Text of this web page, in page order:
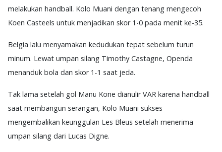
melakukan handball. Kolo Muani dengan tenang mengecoh
Koen Casteels untuk menjadikan skor 1-0 pada menit ke-35.
Belgia lalu menyamakan kedudukan tepat sebelum turun
minum. Lewat umpan silang Timothy Castagne, Openda
menanduk bola dan skor 1-1 saat jeda.
Tak lama setelah gol Manu Kone dianulir VAR karena handball
saat membangun serangan, Kolo Muani sukses
mengembalikan keunggulan Les Bleus setelah menerima
umpan silang dari Lucas Digne.